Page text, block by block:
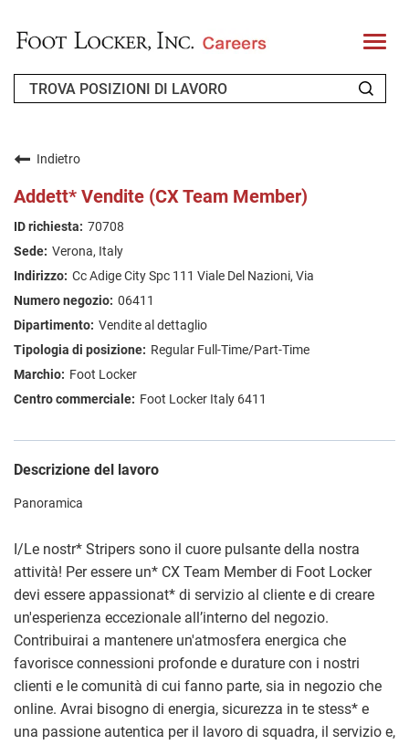
T
o
l
FAQ
CERCA LAVORO
Indietro
Addett* Vendite (CX Team Member)
70708
Verona, Italy
Cc Adige City Spc 111 Viale Del Nazioni, Via
06411
Vendite al dettaglio
Regular Full-Time/Part-Time
Foot Locker
Foot Locker Italy 6411
Descrizione del lavoro
Panoramica
I/Le nostr* Stripers sono il cuore pulsante della nostra
attività! Per essere un* CX Team Member di Foot Locker
devi essere appassionat* di servizio al cliente e di creare
un'esperienza eccezionale all’interno del negozio.
Contribuirai a mantenere un'atmosfera energica che
favorisce connessioni profonde e durature con i nostri
clienti e le comunità di cui fanno parte, sia in negozio che
online. Avrai bisogno di energia, sicurezza in te stess* e
una passione autentica per il lavoro di squadra, il servizio e,